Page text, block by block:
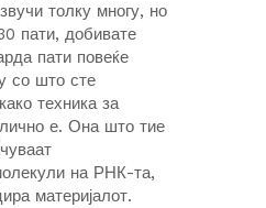
толку многу, но
пати, добивате
пати повеќе
со што сте
техника за
е. Она што тие
на РНК-та,
материјалот.